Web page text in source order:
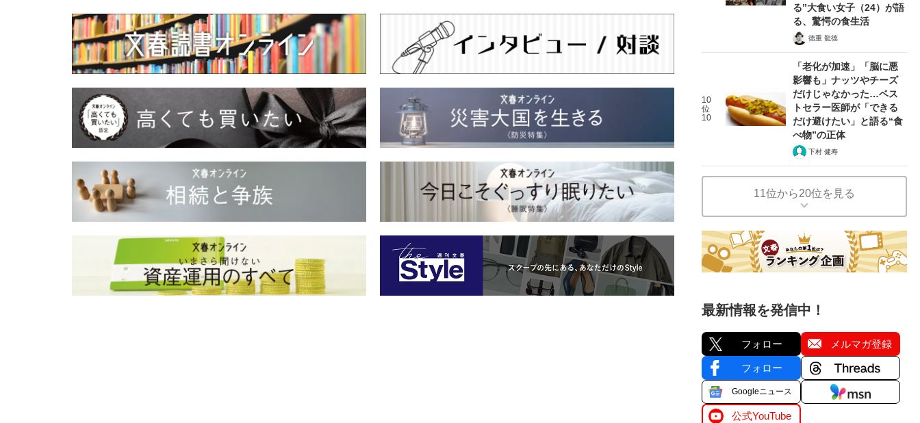
る”大食い女子（24）が語
る、驚愕の食生活
徳重 龍徳
10
位
10
「老化が加速」「脳に悪
影響も」ナッツやチーズ
だけじゃなかった…ベス
トセラー医師が「できる
だけ避けたい」と語る“食
べ物”の正体
下村 健寿
11位から20位を見る
最新情報を発信中！
フォロー メルマガ登録
フォロー
Googleニュース
公式YouTube